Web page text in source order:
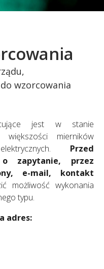
wzorcowania
jest w stanie
większości mierników
Przed
zapytanie, przez
e-mail, kontakt
możliwość wykonania
typu.
adres: